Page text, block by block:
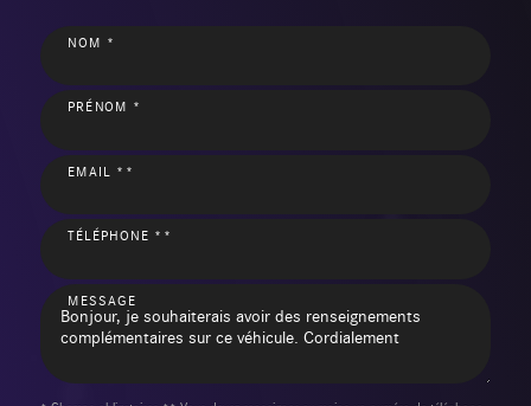
NOM *
PRÉNOM *
EMAIL **
TÉLÉPHONE **
MESSAGE